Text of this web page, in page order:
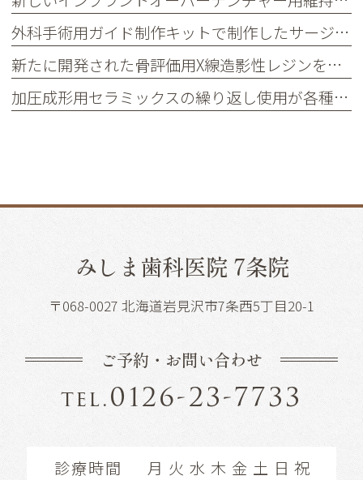
外科手術用ガイド制作キットで制作したサージカルガイドとステップドリルを用いた簡便で安全なガイデッドサージェリーシステム
新たに開発された骨評価用X線造影性レジンを用いた診断用ステントのインプラント治療への応用と評価
加圧成形用セラミックスの繰り返し使用が各種物性に及ぼす影響
みしま歯科医院 7条院
〒068-0027 北海道岩見沢市7条西5丁目20-1
ご予約・お問い合わせ
tel.0126-23-7733
診療時間 月 火 水 木 金 土 日 祝